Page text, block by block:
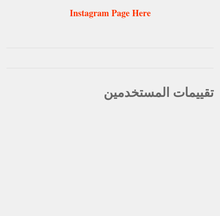
Instagram Page Here
تقييمات المستخدمين